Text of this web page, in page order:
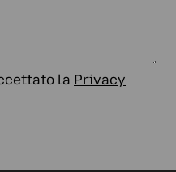
la Privacy